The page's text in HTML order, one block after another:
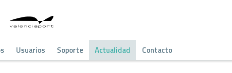
Usuarios Soporte Actualidad Contacto